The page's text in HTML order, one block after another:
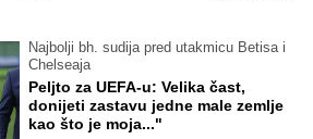
Najbolji bh. sudija pred utakmicu Betisa i
Chelseaja
Peljto za UEFA-u: Velika čast,
donijeti zastavu jedne male zemlje
kao što je moja..."